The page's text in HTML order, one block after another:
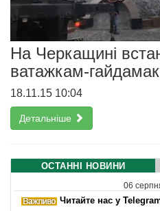
На Черкащині
ватажкам-
18.11.15 10:04
Детальніше
ОСТАННІ НОВИНИ
06
Читайте нас у